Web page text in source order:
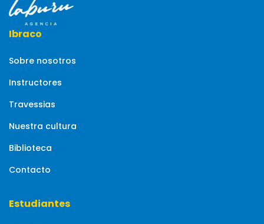
Ibraco
Sobre nosotros
Instructores
Travessias
Nuestra cultura
Biblioteca
Contacto
Estudiantes